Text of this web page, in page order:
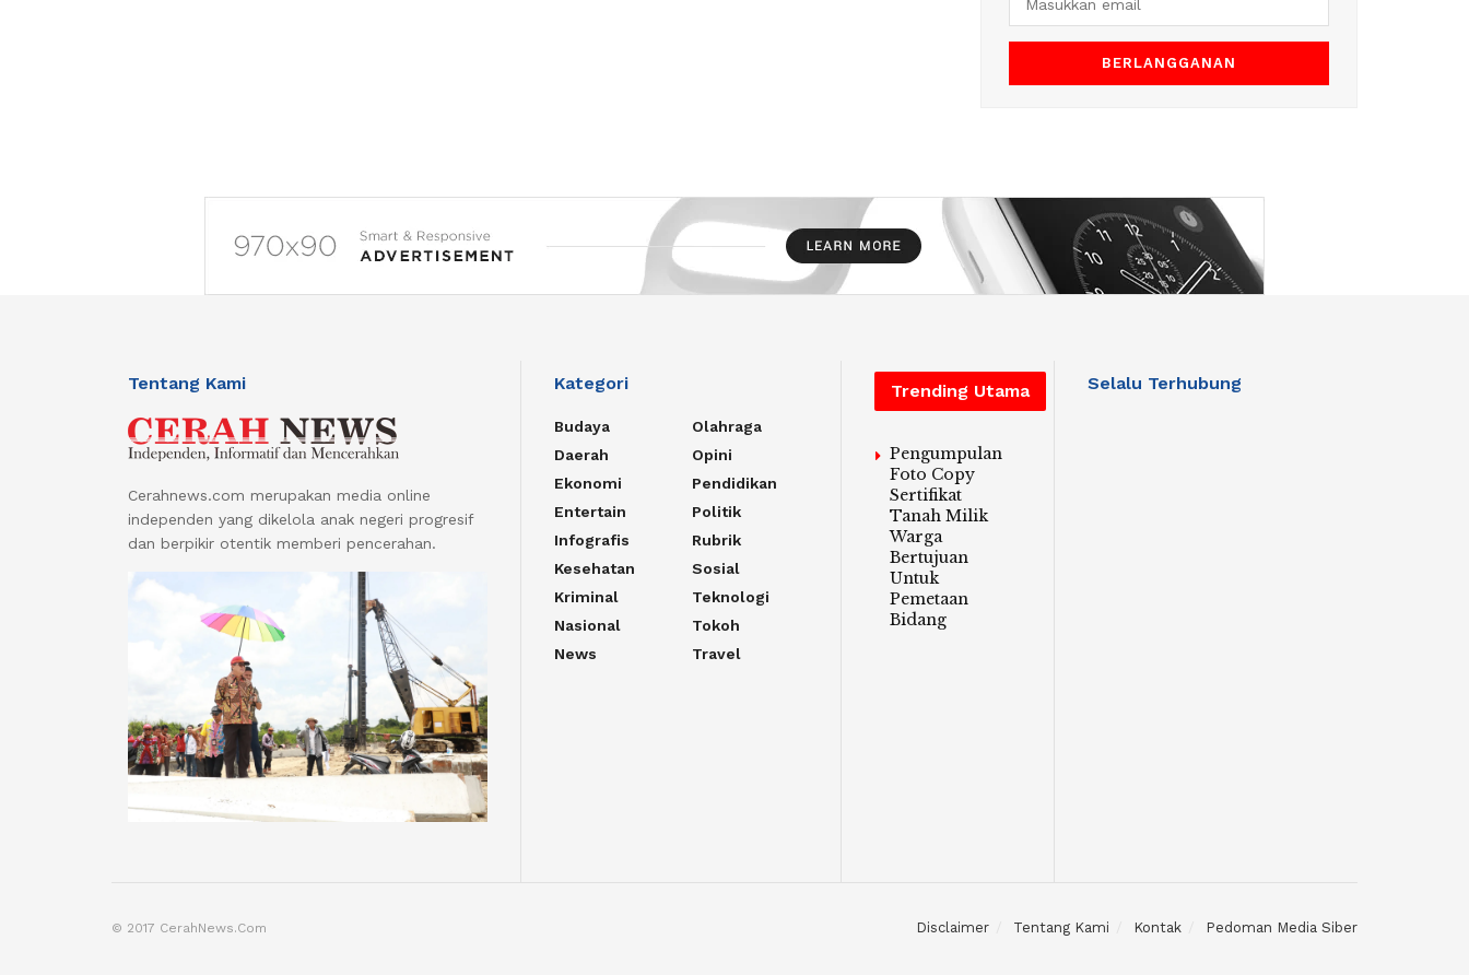
Tentang Kami
Cerahnews.com merupakan media online
independen yang dikelola anak negeri progresif
dan berpikir otentik memberi pencerahan.
Kategori
Budaya
Daerah
Ekonomi
Entertain
Infografis
Kesehatan
Kriminal
Nasional
News
Olahraga
Opini
Pendidikan
Politik
Rubrik
Sosial
Teknologi
Tokoh
Travel
Trending Utama
Pengumpulan
Foto Copy
Sertifikat
Tanah Milik
Warga
Bertujuan
Untuk
Pemetaan
Bidang
Selalu Terhubung
Disclaimer Tentang Kami Kontak Pedoman Media Siber
© 2017 CerahNews.Com